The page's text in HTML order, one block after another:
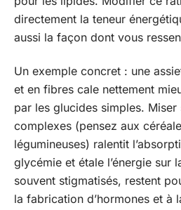
directement la teneur
aussi la façon dont vous
Un exemple concret : une
et en fibres cale nettement
par les glucides simples.
complexes (pensez aux
légumineuses) ralentit
glycémie et étale l’énergie sur
souvent stigmatisés, restent
la fabrication d’hormones et à